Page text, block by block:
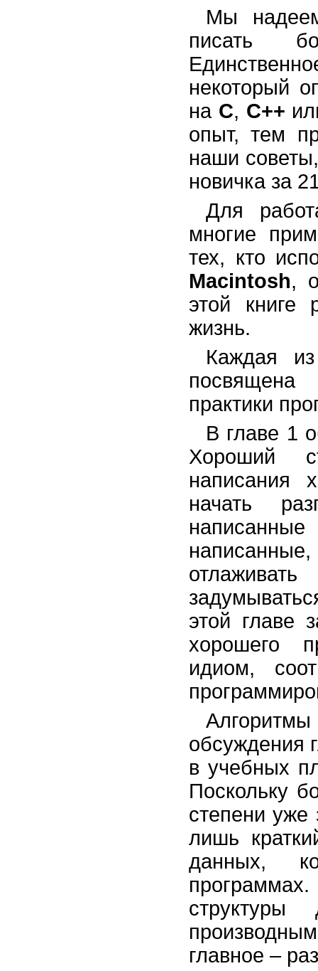
Мы
писать
некоторый
на С, C++
опыт, тем
наши
новичка за
Для
многие
тех, кто
Macintosh,
этой книге
жизнь.
Каждая
посвящена
практики
В главе 1
Хороший
написания
начать
этой главе
хорошего
идиом,
обсуждения
в учебных
Поскольку
степени
лишь
данных,
главное –